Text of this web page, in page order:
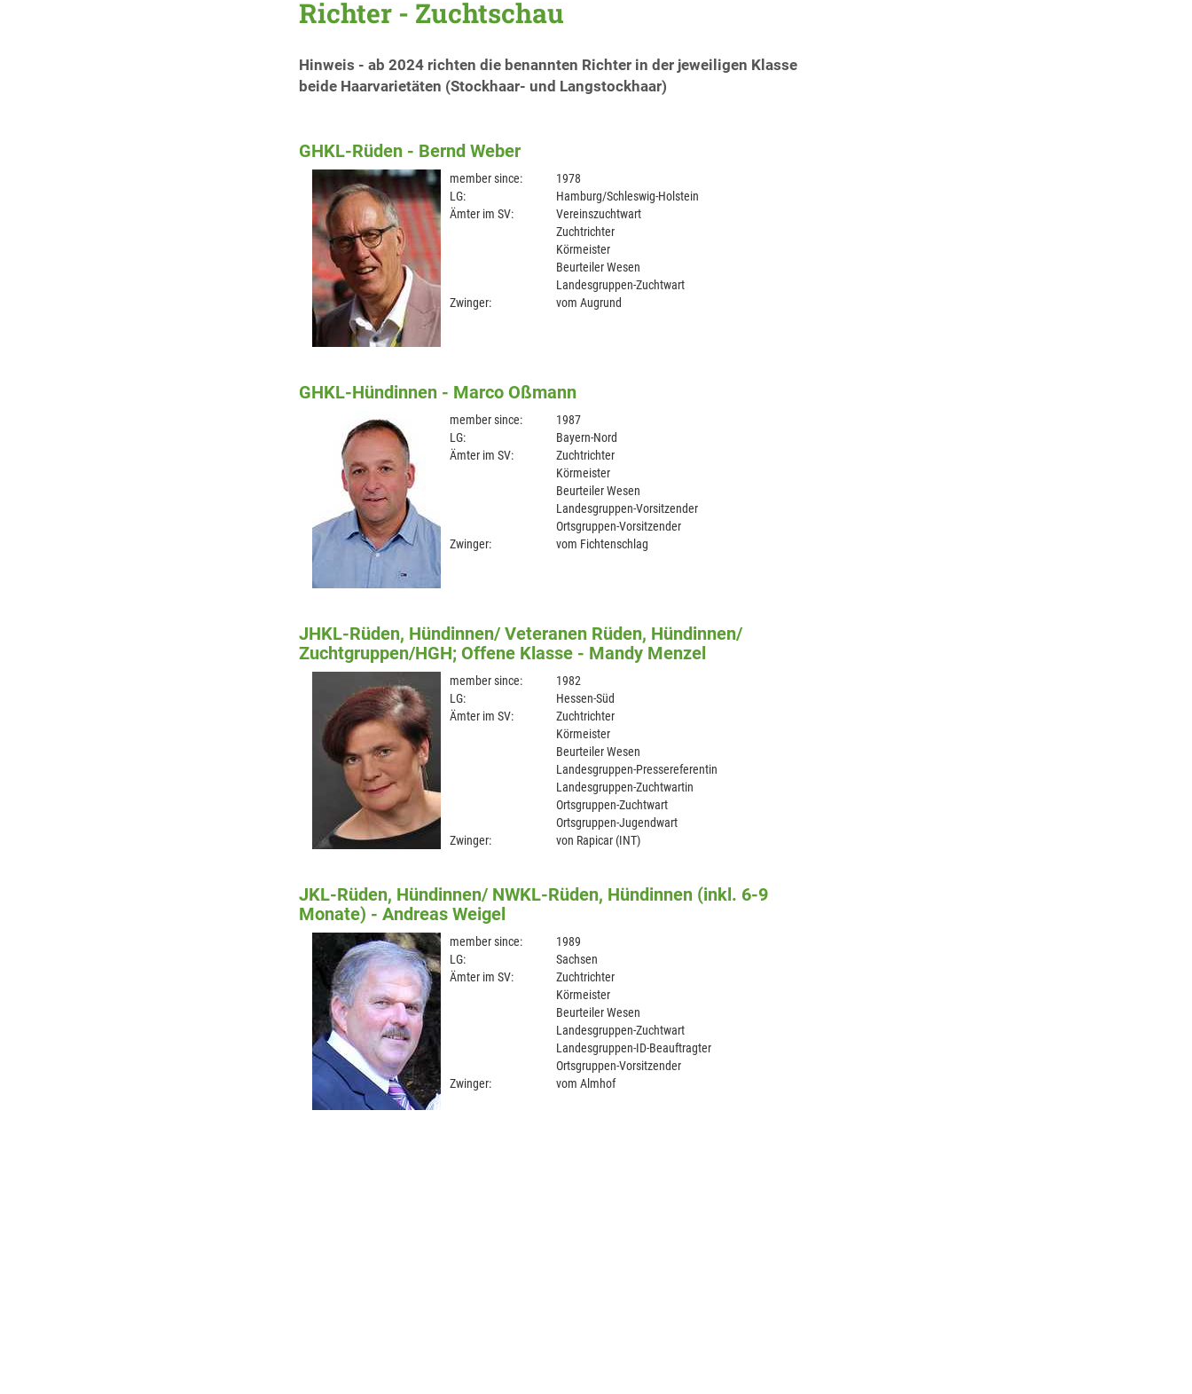
Richter - Zuchtschau
Hinweis - ab 2024 richten die benannten Richter in der jeweiligen Klasse
beide Haarvarietäten (Stockhaar- und Langstockhaar)
GHKL-Rüden - Bernd Weber
member since:
1978
LG:
Hamburg/Schleswig-Holstein
Ämter im SV:
Vereinszuchtwart
Zuchtrichter
Körmeister
Beurteiler Wesen
Landesgruppen-Zuchtwart
Zwinger:
vom Augrund
GHKL-Hündinnen - Marco Oßmann
member since:
1987
LG:
Bayern-Nord
Ämter im SV:
Zuchtrichter
Körmeister
Beurteiler Wesen
Landesgruppen-Vorsitzender
Ortsgruppen-Vorsitzender
Zwinger:
vom Fichtenschlag
JHKL-Rüden, Hündinnen/ Veteranen Rüden, Hündinnen/
Zuchtgruppen/HGH; Offene Klasse - Mandy Menzel
member since:
1982
LG:
Hessen-Süd
Ämter im SV:
Zuchtrichter
Körmeister
Beurteiler Wesen
Landesgruppen-Pressereferentin
Landesgruppen-Zuchtwartin
Ortsgruppen-Zuchtwart
Ortsgruppen-Jugendwart
Zwinger:
von Rapicar (INT)
JKL-Rüden, Hündinnen/ NWKL-Rüden, Hündinnen (inkl. 6-9
Monate) - Andreas Weigel
member since:
1989
LG:
Sachsen
Ämter im SV:
Zuchtrichter
Körmeister
Beurteiler Wesen
Landesgruppen-Zuchtwart
Landesgruppen-ID-Beauftragter
Ortsgruppen-Vorsitzender
Zwinger:
vom Almhof